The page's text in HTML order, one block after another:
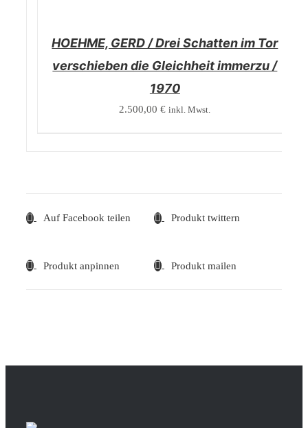
HOEHME, GERD / Drei Schatten im Tor
verschieben die Gleichheit immerzu /
1970
2.500,00€ inkl. Mwst.
Auf Facebook teilen Produkt twittern
Produkt anpinnen Produkt mailen